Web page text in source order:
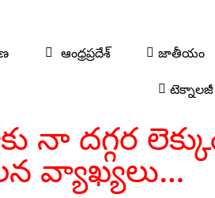
ఆంధ్రప్రదేశ్ జాతీయం
టెక్నాలజీ
నా దగ్గర
వ్యాఖ్యలు…